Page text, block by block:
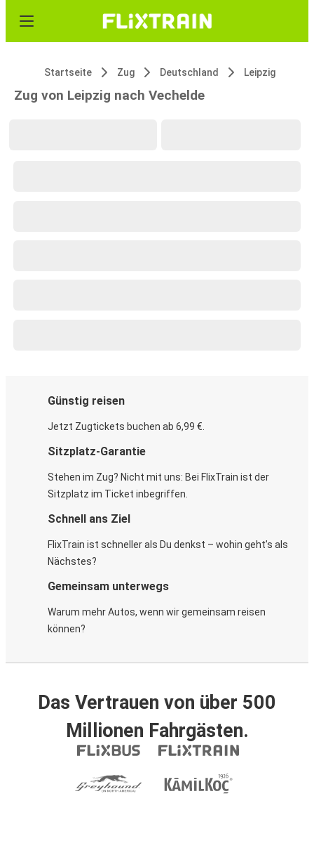
Startseite Zug Deutschland Leipzig
Zug von Leipzig nach Vechelde
Günstig reisen
Jetzt Zugtickets buchen ab 6,99 €.
Sitzplatz-Garantie
Stehen im Zug? Nicht mit uns: Bei FlixTrain ist der
Sitzplatz im Ticket inbegriffen.
Schnell ans Ziel
FlixTrain ist schneller als Du denkst – wohin geht’s als
Nächstes?
Gemeinsam unterwegs
Warum mehr Autos, wenn wir gemeinsam reisen
können?
Das Vertrauen von über 500
Millionen Fahrgästen.